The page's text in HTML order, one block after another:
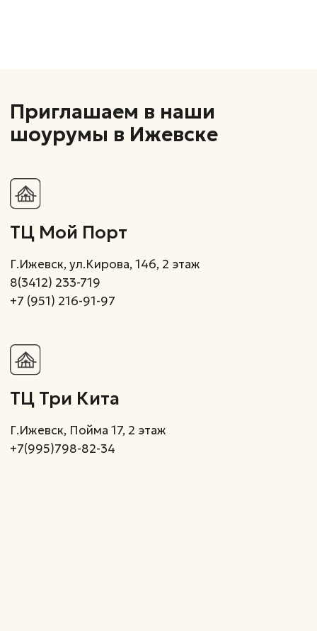
Подпишитесь на нашу email
рассылку, чтобы быть
в курсе скидок и акций